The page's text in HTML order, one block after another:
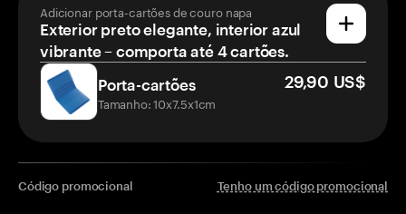
Adicionar porta-cartões de couro napa
Exterior preto elegante, interior azul
vibrante – comporta até 4 cartões.
Porta-cartões
Tamanho: 10x7.5x1cm
29,90 US$
Código promocional Tenho um código promocional